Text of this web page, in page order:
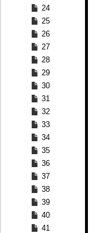
24
25
26
27
28
29
30
31
32
33
34
35
36
37
38
39
40
41